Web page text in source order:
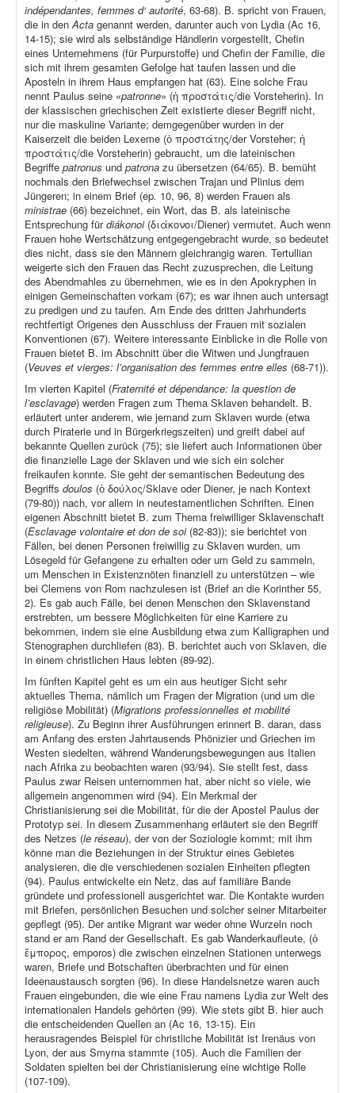
indépendantes, femmes d‘ autorité, 63-68). B. spricht von Frauen,
die in denActa genannt werden, darunter auch von Lydia (Ac 16,
14-15); sie wird als selbständige Händlerin vorgestellt, Chefin
eines Unternehmens (für Purpurstoffe) und Chefin der Familie, die
sich mit ihrem gesamten Gefolge hat taufen lassen und die
Aposteln in ihrem Haus empfangen hat (63). Eine solche Frau
nennt Paulus seine «patronne» (ἡ προστάτις/die Vorsteherin). In
der klassischen griechischen Zeit existierte dieser Begriff nicht,
nur die maskuline Variante; demgegenüber wurden in der
Kaiserzeit die beiden Lexeme (ὁ προστάτης/der Vorsteher; ἡ
προστάτις/die Vorsteherin) gebraucht, um die lateinischen
Begriffe patronus und patrona zu übersetzen (64/65). B. bemüht
nochmals den Briefwechsel zwischen Trajan und Plinius dem
Jüngeren; in einem Brief (ep. 10, 96, 8) werden Frauen als
ministrae (66) bezeichnet, ein Wort, das B. als lateinische
Entsprechung fürdiákonoi (διάκονοι/Diener) vermutet. Auch wenn
Frauen hohe Wertschätzung entgegengebracht wurde, so bedeutet
dies nicht, dass sie den Männern gleichrangig waren. Tertullian
weigerte sich den Frauen das Recht zuzusprechen, die Leitung
des Abendmahles zu übernehmen, wie es in den Apokryphen in
einigen Gemeinschaften vorkam (67); es war ihnen auch untersagt
zu predigen und zu taufen. Am Ende des dritten Jahrhunderts
rechtfertigt Origenes den Ausschluss der Frauen mit sozialen
Konventionen (67). Weitere interessante Einblicke in die Rolle von
Frauen bietet B. im Abschnitt über die Witwen und Jungfrauen
(Veuves et vierges: l’organisation des femmes entre elles (68-71)).
Im vierten Kapitel (Fraternité et dépendance: la question de
l’esclavage) werden Fragen zum Thema Sklaven behandelt. B.
erläutert unter anderem, wie jemand zum Sklaven wurde (etwa
durch Piraterie und in Bürgerkriegszeiten) und greift dabei auf
bekannte Quellen zurück (75); sie liefert auch Informationen über
die finanzielle Lage der Sklaven und wie sich ein solcher
freikaufen konnte. Sie geht der semantischen Bedeutung des
Begriffs doulos (ὁ δούλος/Sklave oder Diener, je nach Kontext
(79-80)) nach, vor allem in neutestamentlichen Schriften. Einen
eigenen Abschnitt bietet B. zum Thema freiwilliger Sklavenschaft
(Esclavage volontaire et don de soi(82-83)); sie berichtet von
Fällen, bei denen Personen freiwillig zu Sklaven wurden, um
Lösegeld für Gefangene zu erhalten oder um Geld zu sammeln,
um Menschen in Existenznöten finanziell zu unterstützen – wie
bei Clemens von Rom nachzulesen ist (Brief an die Korinther 55,
2). Es gab auch Fälle, bei denen Menschen den Sklavenstand
erstrebten, um bessere Möglichkeiten für eine Karriere zu
bekommen, indem sie eine Ausbildung etwa zum Kalligraphen und
Stenographen durchliefen (83). B. berichtet auch von Sklaven, die
in einem christlichen Haus lebten (89-92).
Im fünften Kapitel geht es um ein aus heutiger Sicht sehr
aktuelles Thema, nämlich um Fragen der Migration (und um die
religiöse Mobilität) (Migrations professionnelles et mobilité
religieuse). Zu Beginn ihrer Ausführungen erinnert B. daran, dass
am Anfang des ersten Jahrtausends Phönizier und Griechen im
Westen siedelten, während Wanderungsbewegungen aus Italien
nach Afrika zu beobachten waren (93/94). Sie stellt fest, dass
Paulus zwar Reisen unternommen hat, aber nicht so viele, wie
allgemein angenommen wird (94). Ein Merkmal der
Christianisierung sei die Mobilität, für die der Apostel Paulus der
Prototyp sei. In diesem Zusammenhang erläutert sie den Begriff
des Netzes (le réseau), der von der Soziologie kommt; mit ihm
könne man die Beziehungen in der Struktur eines Gebietes
analysieren, die die verschiedenen sozialen Einheiten pflegten
(94). Paulus entwickelte ein Netz, das auf familiäre Bande
gründete und professionell ausgerichtet war. Die Kontakte wurden
mit Briefen, persönlichen Besuchen und solcher seiner Mitarbeiter
gepflegt (95). Der antike Migrant war weder ohne Wurzeln noch
stand er am Rand der Gesellschaft. Es gab Wanderkaufleute, (ὁ
ἔμπορος, emporos) die zwischen einzelnen Stationen unterwegs
waren, Briefe und Botschaften überbrachten und für einen
Ideenaustausch sorgten (96). In diese Handelsnetze waren auch
Frauen eingebunden, die wie eine Frau namens Lydia zur Welt des
internationalen Handels gehörten (99). Wie stets gibt B. hier auch
die entscheidenden Quellen an (Ac 16, 13-15). Ein
herausragendes Beispiel für christliche Mobilität ist Irenäus von
Lyon, der aus Smyrna stammte (105). Auch die Familien der
Soldaten spielten bei der Christianisierung eine wichtige Rolle
(107-109).